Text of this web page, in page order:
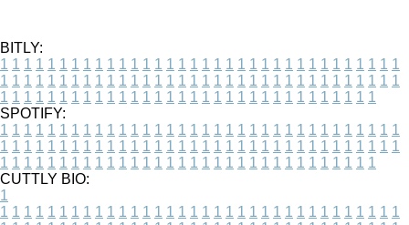
BITLY:
1 1 1 1 1 1 1 1 1 1 1 1 1 1 1 1 1 1 1 1 1 1 1 1 1 1 1 1 1 1 1 1 1 1
1 1 1 1 1 1 1 1 1 1 1 1 1 1 1 1 1 1 1 1 1 1 1 1 1 1 1 1 1 1 1 1 1 1
1 1 1 1 1 1 1 1 1 1 1 1 1 1 1 1 1 1 1 1 1 1 1 1 1 1 1 1 1 1 1 1
SPOTIFY:
1 1 1 1 1 1 1 1 1 1 1 1 1 1 1 1 1 1 1 1 1 1 1 1 1 1 1 1 1 1 1 1 1 1
1 1 1 1 1 1 1 1 1 1 1 1 1 1 1 1 1 1 1 1 1 1 1 1 1 1 1 1 1 1 1 1 1 1
1 1 1 1 1 1 1 1 1 1 1 1 1 1 1 1 1 1 1 1 1 1 1 1 1 1 1 1 1 1 1 1
CUTTLY BIO:
1
1 1 1 1 1 1 1 1 1 1 1 1 1 1 1 1 1 1 1 1 1 1 1 1 1 1 1 1 1 1 1 1 1 1